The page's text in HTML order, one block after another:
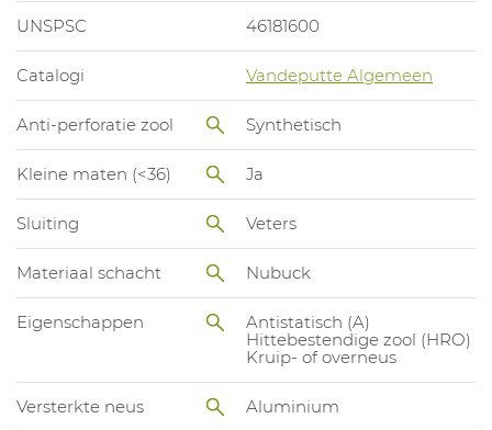
UNSPSC 46181600
Catalogi Vandeputte Algemeen
Anti-perforatie zool Synthetisch
Kleine maten (<36) Ja
Sluiting Veters
Materiaal schacht Nubuck
Eigenschappen
Antistatisch (A)
Hittebestendige zool (HRO)
Kruip- of overneus
Versterkte neus Aluminium